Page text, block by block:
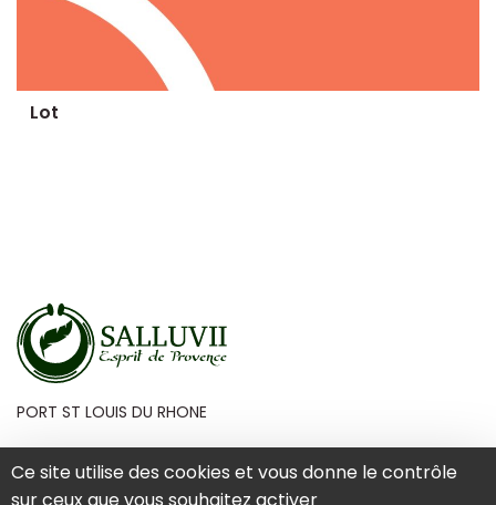
Ce site utilise des cookies et vous donne le contrôle
Lot
PORT ST LOUIS DU RHONE